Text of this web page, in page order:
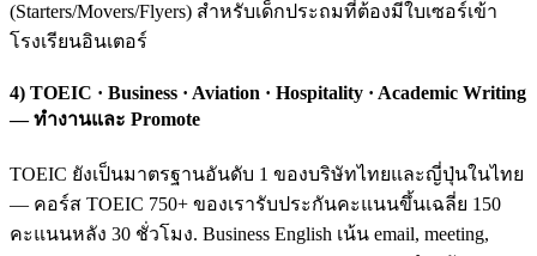
(Starters/Movers/Flyers) สำหรับเด็กประถมที่ต้องมีใบเซอร์เข้า
โรงเรียนอินเตอร์
4) TOEIC · Business · Aviation · Hospitality · Academic Writing
— ทำงานและ Promote
TOEIC ยังเป็นมาตรฐานอันดับ 1 ของบริษัทไทยและญี่ปุ่นในไทย
— คอร์ส TOEIC 750+ ของเรารับประกันคะแนนขึ้นเฉลี่ย 150
คะแนนหลัง 30 ชั่วโมง. Business English เน้น email, meeting,